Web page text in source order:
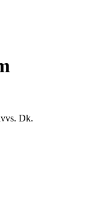
Dk.